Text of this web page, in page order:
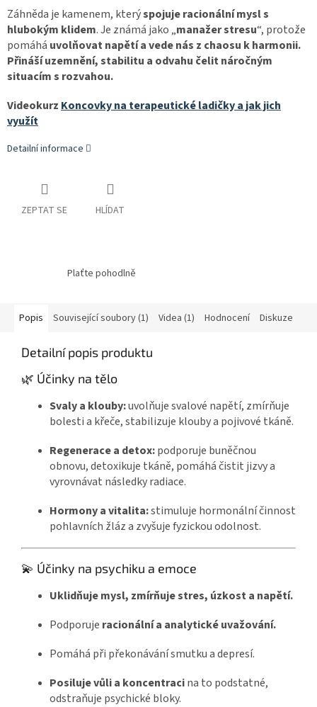
Záhněda je kamenem, kterýspojuje racionální mysl s
hlubokým klidem. Je známá jako „manažer stresu“, protože
pomáhá uvolňovat napětí a vede nás z chaosu k harmonii.
Přináší uzemnění, stabilitu a odvahu čelit náročným
situacím s rozvahou.
VideokurzKoncovky na terapeutické ladičky a jak jich
využít
Detailní informace
ZEPTAT SE HLÍDAT
Plaťte pohodlně
Popis Související soubory (1) Videa (1) Hodnocení Diskuze
Detailní popis produktu
🌿 Účinky na tělo
Svaly a klouby:uvolňuje svalové napětí, zmírňuje
bolesti a křeče, stabilizuje klouby a pojivové tkáně.
Regenerace a detox:podporuje buněčnou
obnovu, detoxikuje tkáně, pomáhá čistit jizvy a
vyrovnávat následky radiace.
Hormony a vitalita:stimuluje hormonální činnost
pohlavních žláz a zvyšuje fyzickou odolnost.
💫 Účinky na psychiku a emoce
Uklidňuje mysl, zmírňuje stres, úzkost a napětí.
Podporuje racionální a analytické uvažování.
Pomáhá při překonávání smutku a depresí.
Posiluje vůli a koncentracina to podstatné,
odstraňuje psychické bloky.